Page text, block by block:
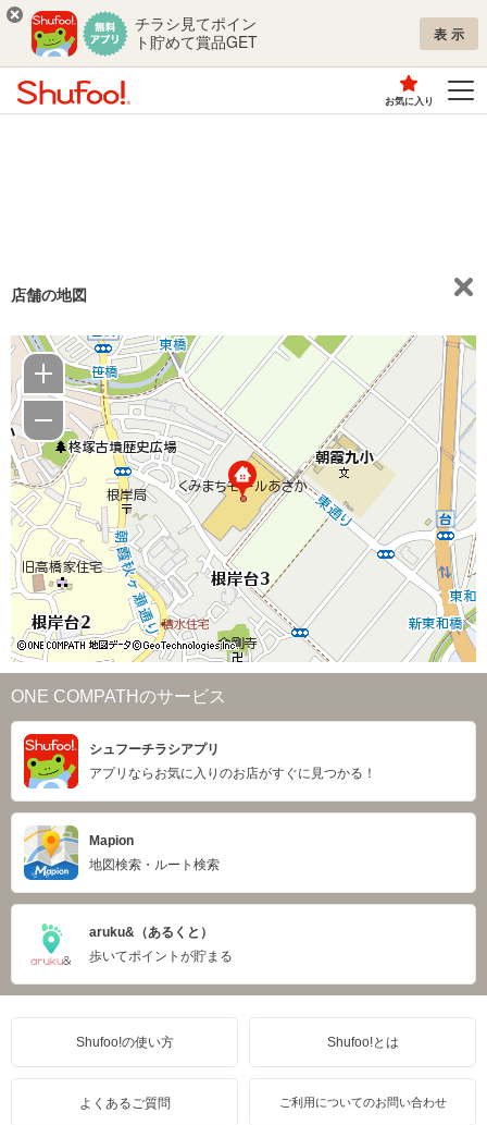
チラシ見てポイン
ト貯めて賞品GET
表示
お気に入り
店舗の地図
ONE COMPATHのサービス
シュフーチラシアプリ
アプリならお気に入りのお店がすぐに見つかる！
Mapion
地図検索・ルート検索
aruku&（あるくと）
歩いてポイントが貯まる
Shufoo!の使い方 Shufoo!とは
よくあるご質問 ご利用についてのお問い合わせ